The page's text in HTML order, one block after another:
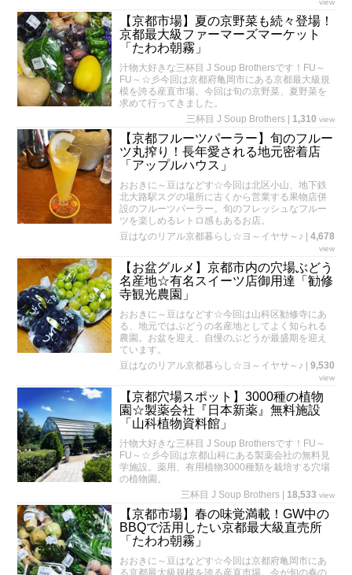
view
【京都市場】夏の京野菜も続々登場！
京都最大級ファーマーズマーケット
「たわわ朝霧」
汁物大好きな三杯目 J Soup Brothersです！FU～
FU～☆彡今回は京都府亀岡市にある京都最大級規
模を誇る産直市場。今回は旬の京野菜、夏野菜を
求めて行ってきました。
三杯目 J Soup Brothers
1,310 view
【京都フルーツパーラー】旬のフルー
ツ丸搾り！長年愛される地元密着店
「アップルハウス」
おおきに～豆はなどす☆今回は北区小山、地下鉄
北大路駅スグの場所に古くから営業する果物店併
設のフルーツパーラー。旬のフレッシュなフルー
ツを楽しめるレトロ感もあるお店。
豆はなのリアル京都暮らし☆ヨ～イヤサ～♪
4,678
view
【お盆グルメ】京都市内の穴場ぶどう
名産地☆有名スイーツ店御用達「勧修
寺観光農園」
おおきに～豆はなどす☆今回は山科区勧修寺にあ
る、地元ではぶどうの名産地としてよく知られる
農園。お盆を迎え、自慢のぶどうが最盛期を迎え
ています。
豆はなのリアル京都暮らし☆ヨ～イヤサ～♪
9,530
view
【京都穴場スポット】3000種の植物
園☆製薬会社『日本新薬』無料施設
「山科植物資料館」
汁物大好きな三杯目 J Soup Brothersです！FU～
FU～☆彡今回は京都山科にある製薬会社の無料見
学施設。薬用、有用植物3000種類を栽培する穴場
の植物園。
三杯目 J Soup Brothers
18,533 view
【京都市場】春の味覚満載！GW中の
BBQで活用したい京都最大級直売所
「たわわ朝霧」
おおきに～豆はなどす☆今回は京都府亀岡市にあ
る京都最大級規模を誇る産直市場。今が旬の春の